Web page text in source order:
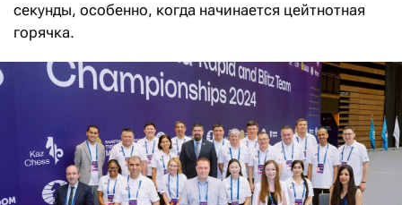
секунды, особенно, когда начинается цейтнотная
горячка.